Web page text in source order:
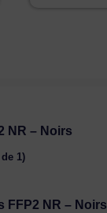
NR – Noirs
1)
FFP2 NR – Noirs